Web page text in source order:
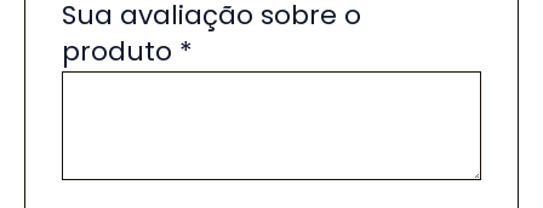
Sua avaliação sobre o
produto *